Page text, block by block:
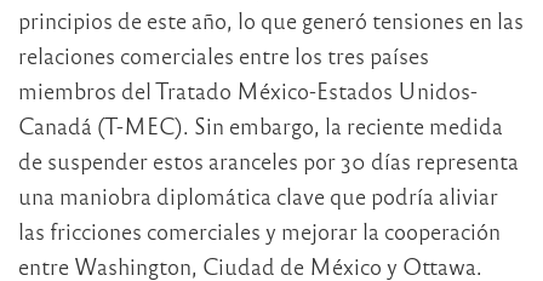
principios de este año, lo que generó tensiones en las
relaciones comerciales entre los tres países
miembros del Tratado México-Estados Unidos-
Canadá (T-MEC). Sin embargo, la reciente medida
de suspender estos aranceles por 30 días representa
una maniobra diplomática clave que podría aliviar
las fricciones comerciales y mejorar la cooperación
entre Washington, Ciudad de México y Ottawa.